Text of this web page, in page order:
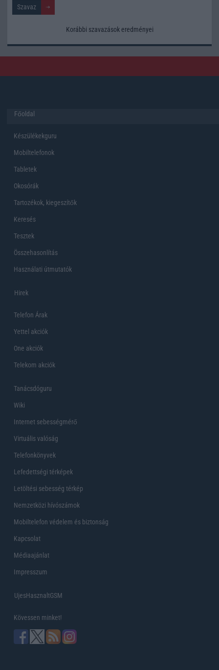
Korábbi szavazások eredményei
Főoldal
Készülékekguru
Mobiltelefonok
Tabletek
Okosórák
Tartozékok, kiegeszítők
Keresés
Tesztek
Összehasonlítás
Használati útmutatók
Hirek
Telefon Árak
Yettel akciók
One akciók
Telekom akciók
Tanácsdóguru
Wiki
Internet sebességmérő
Virtuális valóság
Telefonkönyvek
Lefedettségi térképek
Letöltési sebesség térkép
Nemzetközi hívószámok
Mobiltelefon védelem és biztonság
Kapcsolat
Médiaajánlat
Impresszum
UjesHasznaltGSM
Kövessen minket!